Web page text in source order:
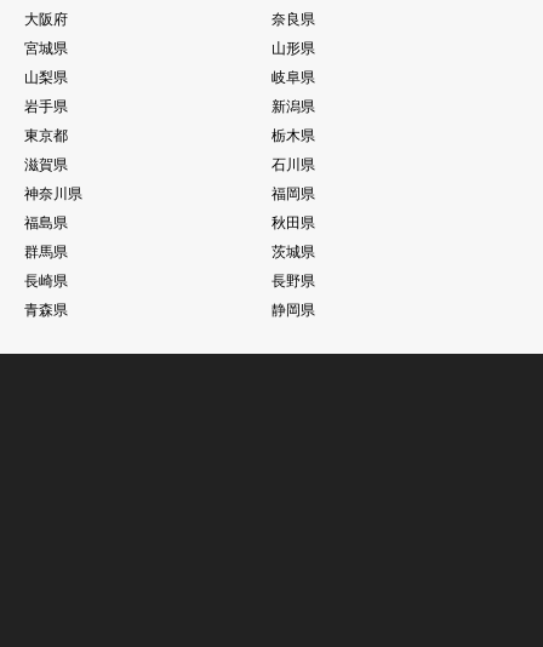
大阪府
奈良県
宮城県
山形県
山梨県
岐阜県
岩手県
新潟県
東京都
栃木県
滋賀県
石川県
神奈川県
福岡県
福島県
秋田県
群馬県
茨城県
長崎県
長野県
青森県
静岡県